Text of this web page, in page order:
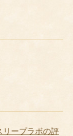
リープラボの評